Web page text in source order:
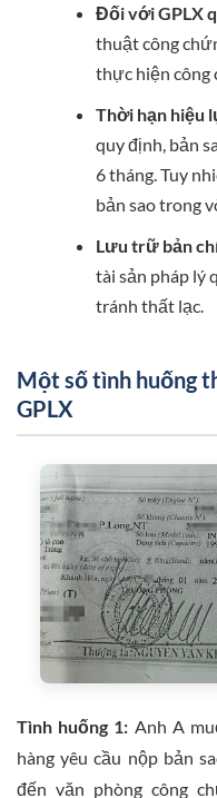
Đối với GPLX
thuật công
thực hiện công
Thời hạn hiệu
quy định, bản
6 tháng. Tuy
bản sao trong
Lưu trữ bản
tài sản pháp lý
tránh thất lạc.
Một số tình huống
GPLX
Tình huống 1: Anh A
hàng yêu cầu nộp bản
đến văn phòng công